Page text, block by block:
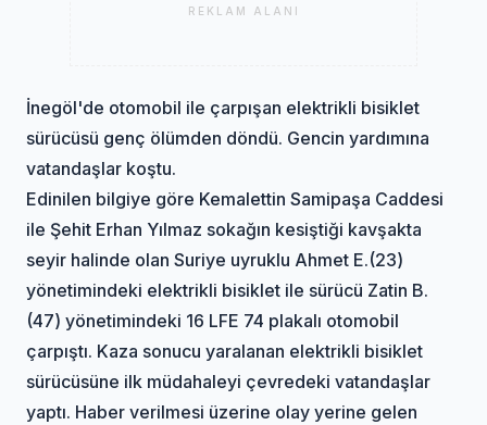
REKLAM ALANI
İnegöl'de otomobil ile çarpışan elektrikli bisiklet
sürücüsü genç ölümden döndü. Gencin yardımına
vatandaşlar koştu.
Edinilen bilgiye göre Kemalettin Samipaşa Caddesi
ile Şehit Erhan Yılmaz sokağın kesiştiği kavşakta
seyir halinde olan Suriye uyruklu Ahmet E.(23)
yönetimindeki elektrikli bisiklet ile sürücü Zatin B.
(47) yönetimindeki 16 LFE 74 plakalı otomobil
çarpıştı. Kaza sonucu yaralanan elektrikli bisiklet
sürücüsüne ilk müdahaleyi çevredeki vatandaşlar
yaptı. Haber verilmesi üzerine olay yerine gelen